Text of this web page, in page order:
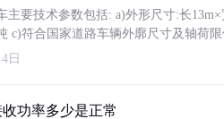
主要技术参数包括: a)外形尺寸:长
c)符合国家道路车辆外廓尺寸及轴荷
日
功率多少是正常